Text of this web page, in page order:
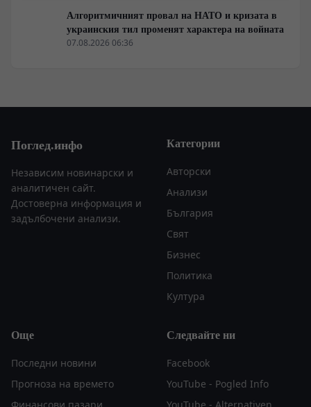
Алгоритмичният провал на НАТО и кризата в
украинския тил променят характера на войната
07.08.2026 06:36
Поглед.инфо
Независим новинарски и
аналитичен сайт.
Достоверна информация и
задълбочени анализи.
Категории
Авторски
Анализи
България
Свят
Бизнес
Политика
Култура
Още
Последни новини
Прогноза на времето
Следвайте ни
Facebook
YouTube - Pogled Info